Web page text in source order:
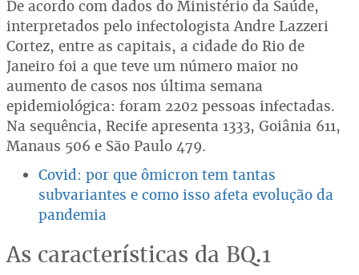
De acordo com dados do Ministério da Saúde,
interpretados pelo infectologista Andre Lazzeri
Cortez, entre as capitais, a cidade do Rio de
Janeiro foi a que teve um número maior no
aumento de casos nos última semana
epidemiológica: foram 2202 pessoas infectadas.
Na sequência, Recife apresenta 1333, Goiânia 611,
Manaus 506 e São Paulo 479.
Covid: por que ômicron tem tantas
subvariantes e como isso afeta evolução da
pandemia
As características da BQ.1